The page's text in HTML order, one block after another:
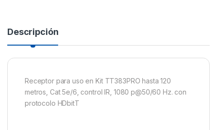
Descripción
Receptor para uso en Kit TT383PRO hasta 120
metros, Cat 5e/6, control IR, 1080 p@50/60 Hz. con
protocolo HDbitT